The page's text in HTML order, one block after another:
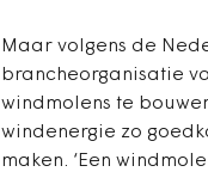
Maar volgens de
brancheorganisatie
windmolens te
windenergie zo
maken. ‘Een